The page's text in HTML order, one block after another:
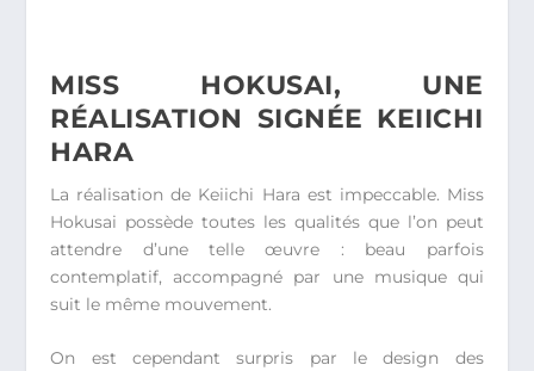
MISS HOKUSAI, UNE
RÉALISATION SIGNÉE KEIICHI
HARA
La réalisation de Keiichi Hara est impeccable. Miss
Hokusai possède toutes les qualités que l’on peut
attendre d’une telle œuvre : beau parfois
contemplatif, accompagné par une musique qui
suit le même mouvement.
On est cependant surpris par le design des